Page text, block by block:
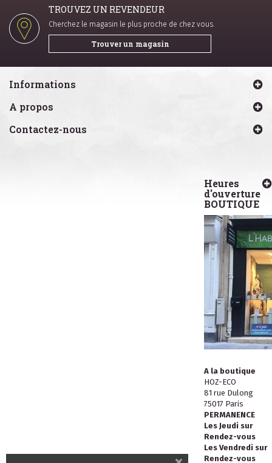
TROUVEZ UN REVENDEUR
Cherchez le magasin le plus proche de chez vous.
Trouver un magasin
Informations
A propos
Contactez-nous
Heures
d'ouverture
BOUTIQUE
A la boutique
HOZ-ECO
81 rue Dulong
75017 Paris
PERMANENCE
Les Jeudi sur
Rendez-vous
Les Vendredi sur
Rendez-vous